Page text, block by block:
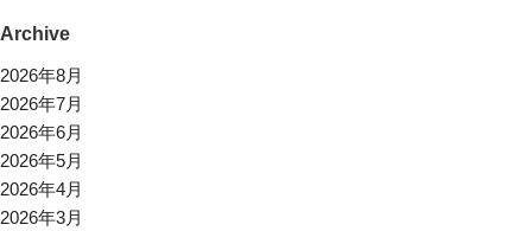
Archive
2026年8月
2026年7月
2026年6月
2026年5月
2026年4月
2026年3月